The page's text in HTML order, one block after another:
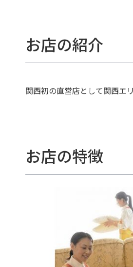
お店の紹介
関西初の直営店として関西エ
お店の特徴